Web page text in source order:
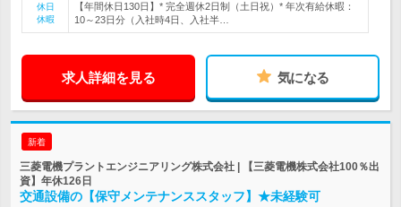
休日
休暇
【年間休日130日】* 完全週休2日制（土日祝）* 年次有給休暇：
10～23日分（入社時4日、入社半…
求人詳細を見る 気になる
新着
三菱電機プラントエンジニアリング株式会社 | 【三菱電機株式会社100％出
資】年休126日
交通設備の【保守メンテナンススタッフ】★未経験可